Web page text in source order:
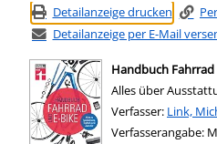
Detailanzeige drucken
Detailanzeige per E-Mail
Handbuch Fahrrad
Alles über
Verfasser: Suche
Link,
Verfasserangabe: